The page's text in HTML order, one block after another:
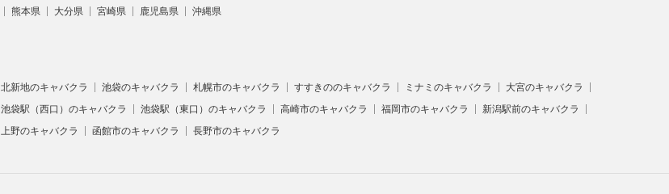
熊本県 大分県 宮崎県 鹿児島県 沖縄県
北新地のキャバクラ 池袋のキャバクラ 札幌市のキャバクラ すすきののキャバクラ ミナミのキャバクラ
大宮のキャバクラ
池袋駅（西口）のキャバクラ 池袋駅（東口）のキャバクラ 高崎市のキャバクラ 福岡市のキャバクラ
新潟駅前のキャバクラ
上野のキャバクラ 函館市のキャバクラ 長野市のキャバクラ